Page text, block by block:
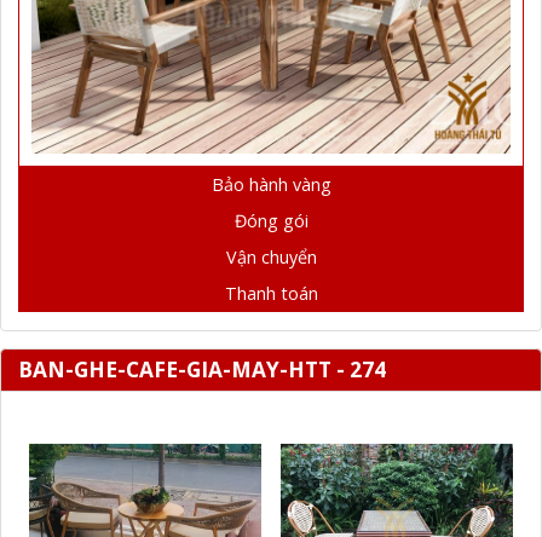
Bảo hành vàng
Đóng gói
Vận chuyển
Thanh toán
BAN-GHE-CAFE-GIA-MAY-HTT - 274